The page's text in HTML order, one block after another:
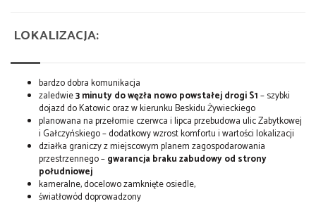
LOKALIZACJA:
bardzo dobra komunikacja
zaledwie3 minuty do węzła nowo powstałej drogi S1– szybki
dojazd do Katowic oraz w kierunku Beskidu Żywieckiego
planowana na przełomie czerwca i lipca przebudowa ulic Zabytkowej
i Gałczyńskiego – dodatkowy wzrost komfortu i wartości lokalizacji
działka graniczy z miejscowym planem zagospodarowania
przestrzennego –gwarancja braku zabudowy od strony
południowej
kameralne, docelowo zamknięte osiedle,
światłowód doprowadzony